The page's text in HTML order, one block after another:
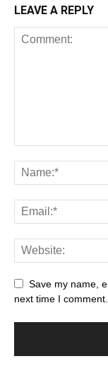
LEAVE A REPLY
Save my name,
next time I comment.